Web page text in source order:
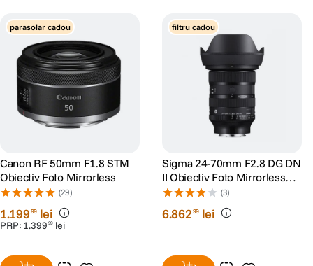
parasolar cadou
Canon RF 50mm F1.8 STM
Obiectiv Foto Mirrorless
(29)
1.19999 lei
PRP: 1.399 99 lei
filtru cadou
Sigma 24-70mm F2.8 DG DN
II Obiectiv Foto Mirrorless
Montura Sony E
(3)
6.86299 lei